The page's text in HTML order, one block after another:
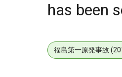
has been
福島第一原発事故